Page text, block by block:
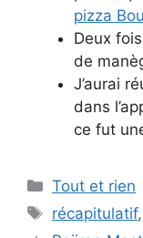
pizza
Deux
de
J’aurai
dans
ce fut
Categories
Tout et rien
Tags
récapitulatif,